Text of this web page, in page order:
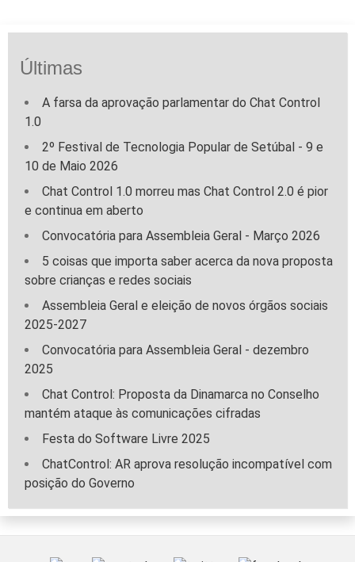
Últimas
A farsa da aprovação parlamentar do Chat Control
1.0
2º Festival de Tecnologia Popular de Setúbal - 9 e
10 de Maio 2026
Chat Control 1.0 morreu mas Chat Control 2.0 é pior
e continua em aberto
Convocatória para Assembleia Geral - Março 2026
5 coisas que importa saber acerca da nova proposta
sobre crianças e redes sociais
Assembleia Geral e eleição de novos órgãos sociais
2025-2027
Convocatória para Assembleia Geral - dezembro
2025
Chat Control: Proposta da Dinamarca no Conselho
mantém ataque às comunicações cifradas
Festa do Software Livre 2025
ChatControl: AR aprova resolução incompatível com
posição do Governo